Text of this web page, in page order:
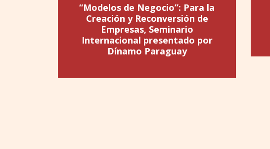
“Modelos de Negocio”: Para la
Creación y Reconversión de
Empresas, Seminario
Internacional presentado por
Dínamo Paraguay